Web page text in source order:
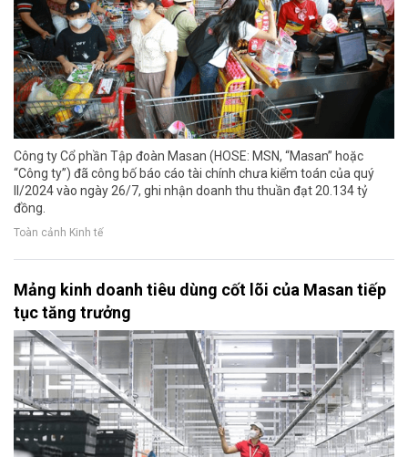
Công ty Cổ phần Tập đoàn Masan (HOSE: MSN, “Masan” hoặc
“Công ty”) đã công bố báo cáo tài chính chưa kiểm toán của quý
II/2024 vào ngày 26/7, ghi nhận doanh thu thuần đạt 20.134 tỷ
đồng.
Toàn cảnh Kinh tế
Mảng kinh doanh tiêu dùng cốt lõi của Masan tiếp
tục tăng trưởng